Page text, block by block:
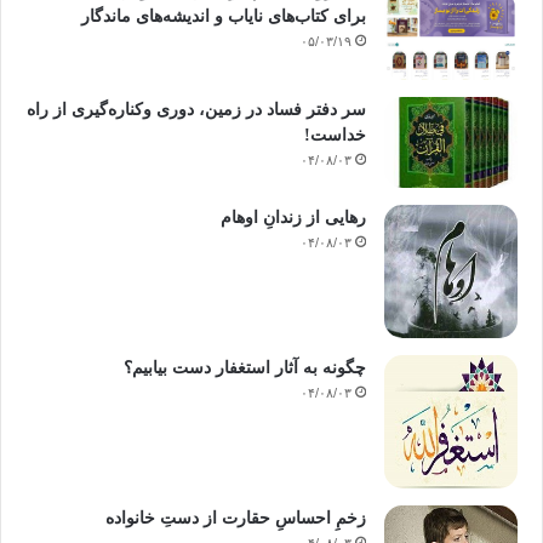
دیرگان گسترش دهد که آنائ انسانهائی خوب و خوش طینت هستند ، وقتی
اعمال نیک انجام دهند، حق تعالی طبق قاعدۀ « الدال علی الخیر کفاعله» به
لطف خود، به برکت آن انسانهای نیک به من نیز بهره ای عطاء خواهد فرمود.
در مورد فکر چنین میفرماید:
« فکر ززیاد مشکل نیست ، روش فکر این است که انسان در تنهائی بنشیند و به
آن حتمی است این زندگانی نفسانی پایان می یابد قاعده« الدال علی الخیر
کفاعله»قطعاً درست است، با تلاش و تحرک هر نیکی که بوجود بیاید باعث
خوشنودی الله قرار می گیرد.»
مولانا محمد الیاس ( رحمه الله) دوست اشت که با اقرباء و نزدیکان کسانی که
در راه الله حرکت می کنند. بوسیله صبر، تشویق ، وقدر دانی ، در کار اجر و ثواب
آنها شریک شوند.مولانا از صمیم قلب می خواست علاقه به اجر وثواب و صفت
ایمان و احتساب در تمام امت بوجود آید. درهمین خصوص نامۀ ذیل را از »
حجاز» به خانوادۀ خود مکتوب فرموده است:
فرزندان خود را ترکمی کنند، فکر کنید که در همین وقت خزاران مسلمان
برای کتاب‌های نایاب و اندیشه‌های ماندگار
۰۵/۰۳/۱۹
سر دفتر فساد در زمین‌، دوری وکناره‌گیری از راه
خداست‌!
۰۴/۰۸/۰۳
رهایی از زندانِ اوهام
۰۴/۰۸/۰۳
چگونه به آثار استغفار دست بیابیم؟
۰۴/۰۸/۰۳
زخمِ احساسِ حقارت از دستِ خانواده